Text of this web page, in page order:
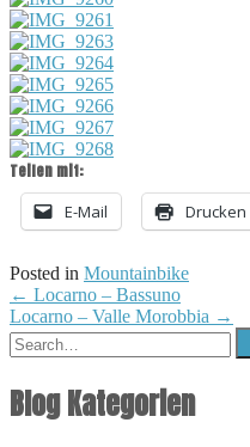
Teilen mit:
E-Mail
Drucken
Posted in Mountainbike
Post
navigation
← Locarno – Bassuno
Locarno – Valle Morobbia →
Blog Kategorien